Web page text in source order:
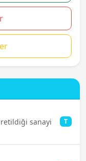
sanayi
T